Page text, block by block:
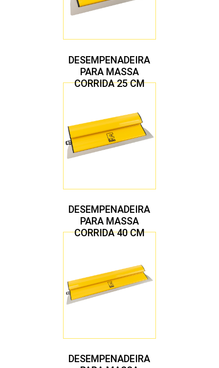
DESEMPENADEIRA
PARA MASSA
CORRIDA 25 CM
DESEMPENADEIRA
PARA MASSA
CORRIDA 40 CM
DESEMPENADEIRA